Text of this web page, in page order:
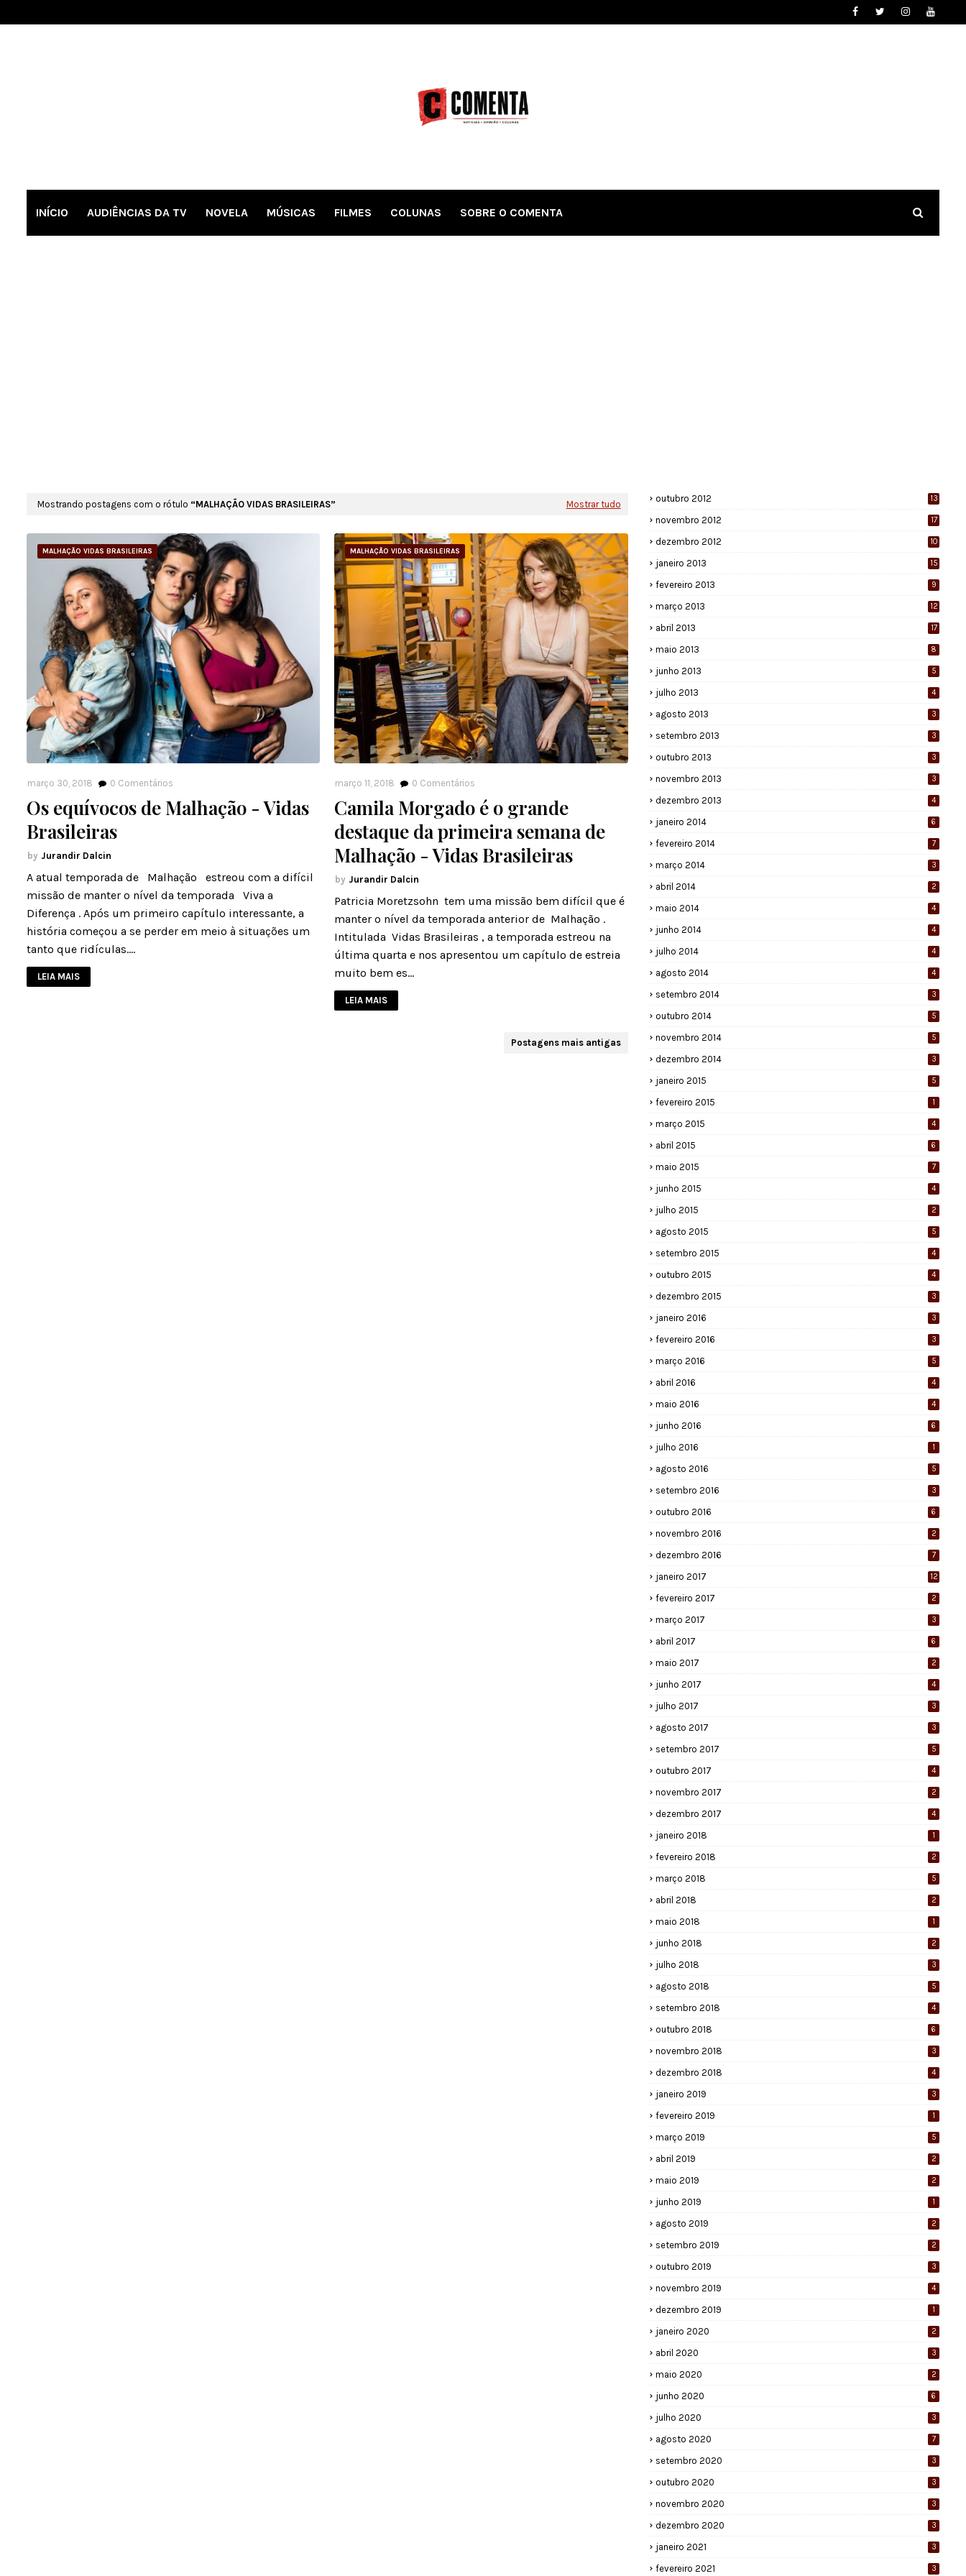
INÍCIO AUDIÊNCIAS DA TV NOVELA MÚSICAS FILMES COLUNAS SOBRE O COMENTA
Mostrando postagens com o rótulo MALHAÇÃO VIDAS BRASILEIRAS Mostrar tudo
MALHAÇÃO VIDAS BRASILEIRAS
março 30, 2018 0 Comentários
Os equívocos de Malhação - Vidas
Brasileiras
Jurandir Dalcin
A atual temporada de Malhação estreou com a difícil
missão de manter o nível da temporada Viva a
Diferença . Após um primeiro capítulo interessante, a
história começou a se perder em meio à situações um
tanto que ridículas.…
LEIA MAIS
MALHAÇÃO VIDAS BRASILEIRAS
março 11, 2018 0 Comentários
Camila Morgado é o grande
destaque da primeira semana de
Malhação - Vidas Brasileiras
Jurandir Dalcin
Patricia Moretzsohn tem uma missão bem difícil que é
manter o nível da temporada anterior de Malhação .
Intitulada Vidas Brasileiras , a temporada estreou na
última quarta e nos apresentou um capítulo de estreia
muito bem es…
LEIA MAIS
Postagens mais antigas
outubro 2012 13
novembro 2012 17
dezembro 2012 10
janeiro 2013 15
fevereiro 2013 9
março 2013 12
abril 2013 17
maio 2013 8
junho 2013 5
julho 2013 4
agosto 2013 3
setembro 2013 3
outubro 2013 3
novembro 2013 3
dezembro 2013 4
janeiro 2014 6
fevereiro 2014 7
março 2014 3
abril 2014 2
maio 2014 4
junho 2014 4
julho 2014 4
agosto 2014 4
setembro 2014 3
outubro 2014 5
novembro 2014 5
dezembro 2014 3
janeiro 2015 5
fevereiro 2015 1
março 2015 4
abril 2015 6
maio 2015 7
junho 2015 4
julho 2015 2
agosto 2015 5
setembro 2015 4
outubro 2015 4
dezembro 2015 3
janeiro 2016 3
fevereiro 2016 3
março 2016 5
abril 2016 4
maio 2016 4
junho 2016 6
julho 2016 1
agosto 2016 5
setembro 2016 3
outubro 2016 6
novembro 2016 2
dezembro 2016 7
janeiro 2017 12
fevereiro 2017 2
março 2017 3
abril 2017 6
maio 2017 2
junho 2017 4
julho 2017 3
agosto 2017 3
setembro 2017 5
outubro 2017 4
novembro 2017 2
dezembro 2017 4
janeiro 2018 1
fevereiro 2018 2
março 2018 5
abril 2018 2
maio 2018 1
junho 2018 2
julho 2018 3
agosto 2018 5
setembro 2018 4
outubro 2018 6
novembro 2018 3
dezembro 2018 4
janeiro 2019 3
fevereiro 2019 1
março 2019 5
abril 2019 2
maio 2019 2
junho 2019 1
agosto 2019 2
setembro 2019 2
outubro 2019 3
novembro 2019 4
dezembro 2019 1
janeiro 2020 2
abril 2020 3
maio 2020 2
junho 2020 6
julho 2020 3
agosto 2020 7
setembro 2020 3
outubro 2020 3
novembro 2020 3
dezembro 2020 3
janeiro 2021 3
fevereiro 2021 3